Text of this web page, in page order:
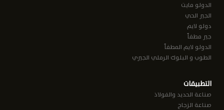
الدولو مايت
الجير الحي
دولو لايم
جير مطفأ
الدولو لايم المطفأ
الطوب و البلوك الرملي الجيري
التطبيقات
صناعة الحديد والفولاذ
صناعة الزجاج